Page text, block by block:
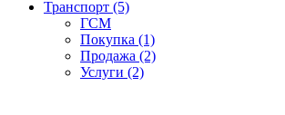
Транспорт (5)
ГСМ
Покупка (1)
Продажа (2)
Услуги (2)